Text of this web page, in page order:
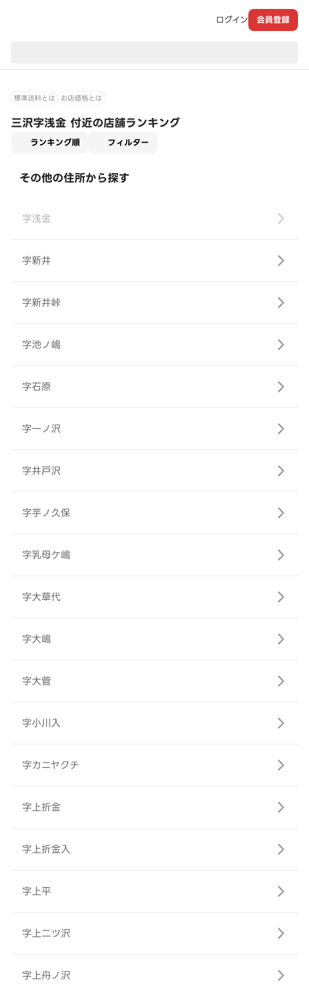
ログイン 会員登録
標準送料とは お店価格とは
三沢字浅金 付近の店舗ランキング
ランキング順 フィルター
その他の住所から探す
字浅金
字新井
字新井峠
字池ノ嶋
字石原
字一ノ沢
字井戸沢
字芋ノ久保
字乳母ケ嶋
字大草代
字大嶋
字大菅
字小川入
字カニヤクチ
字上折金
字上折金入
字上平
字上二ツ沢
字上舟ノ沢